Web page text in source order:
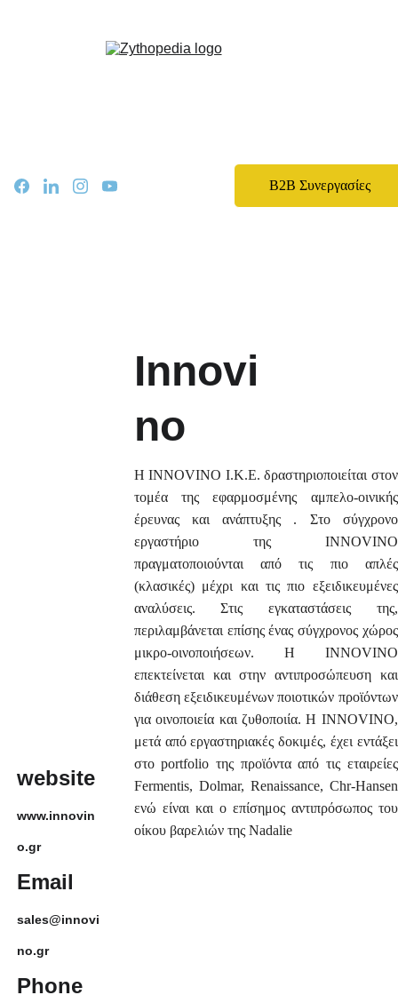
B2B Συνεργασίες
Innovi
no
Η INNOVINO I.K.E. δραστηριοποιείται στον
τομέα της εφαρμοσμένης αμπελο-οινικής
έρευνας και ανάπτυξης . Στο σύγχρονο
εργαστήριο της INNOVINO
πραγματοποιούνται από τις πιο απλές
(κλασικές) μέχρι και τις πιο εξειδικευμένες
αναλύσεις. Στις εγκαταστάσεις της,
περιλαμβάνεται επίσης ένας σύγχρονος χώρος
μικρο-οινοποιήσεων. Η INNOVINO
επεκτείνεται και στην αντιπροσώπευση και
διάθεση εξειδικευμένων ποιοτικών προϊόντων
για οινοποιεία και ζυθοποιία. Η INNOVINO,
μετά από εργαστηριακές δοκιμές, έχει εντάξει
στο portfolio της προϊόντα από τις εταιρείες
Fermentis, Dolmar, Renaissance, Chr-Hansen
ενώ είναι και ο επίσημος αντιπρόσωπος του
οίκου βαρελιών της Νadalie
website
www.innovin
o.gr
Email
sales@innovi
no.gr
Phone